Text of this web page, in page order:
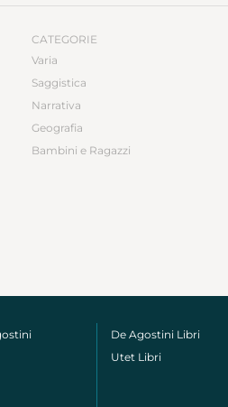
CATEGORIE
Varia
Saggistica
Narrativa
Geografia
Bambini e Ragazzi
De Agostini Libri
Utet Libri